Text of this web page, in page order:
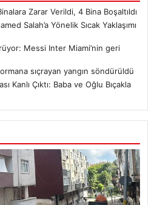
Zarar Verildi, 4 Bina Boşaltıldı
Salah’a Yönelik Sıcak Yaklaşımı
Messi Inter Miami’nin geri
sıçrayan yangın söndürüldü
Kanlı Çıktı: Baba ve Oğlu Bıçakla